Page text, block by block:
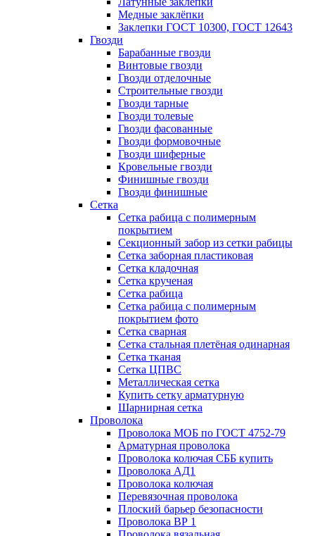
Медные заклёпки
Заклепки ГОСТ 10300, ГОСТ 12643
Гвозди
Барабанные гвозди
Винтовые гвозди
Гвозди отделочные
Строительные гвозди
Гвозди тарные
Гвозди толевые
Гвозди фасованные
Гвозди формовочные
Гвозди шиферные
Кровельные гвозди
Финишные гвозди
Гвозди финишные
Сетка
Сетка рабица с полимерным
покрытием
Секционный забор из сетки рабицы
Сетка заборная пластиковая
Сетка кладочная
Сетка крученая
Сетка рабица
Сетка рабица с полимерным
покрытием фото
Сетка сварная
Сетка стальная плетёная одинарная
Сетка тканая
Сетка ЦПВС
Металлическая сетка
Купить сетку арматурную
Шарнирная сетка
Проволока
Проволока МОБ по ГОСТ 4752-79
Арматурная проволока
Проволока колючая СББ купить
Проволока АД1
Проволока колючая
Перевязочная проволока
Плоский барьер безопасности
Проволока ВР 1